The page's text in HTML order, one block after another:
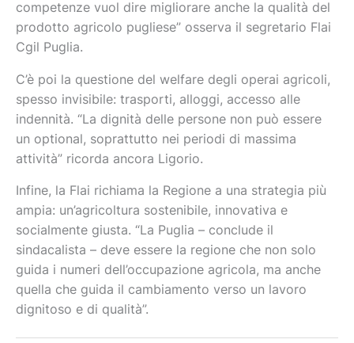
competenze vuol dire migliorare anche la qualità del
prodotto agricolo pugliese” osserva il segretario Flai
Cgil Puglia.
C’è poi la questione del welfare degli operai agricoli,
spesso invisibile: trasporti, alloggi, accesso alle
indennità. “La dignità delle persone non può essere
un optional, soprattutto nei periodi di massima
attività” ricorda ancora Ligorio.
Infine, la Flai richiama la Regione a una strategia più
ampia: un’agricoltura sostenibile, innovativa e
socialmente giusta. “La Puglia – conclude il
sindacalista – deve essere la regione che non solo
guida i numeri dell’occupazione agricola, ma anche
quella che guida il cambiamento verso un lavoro
dignitoso e di qualità”.